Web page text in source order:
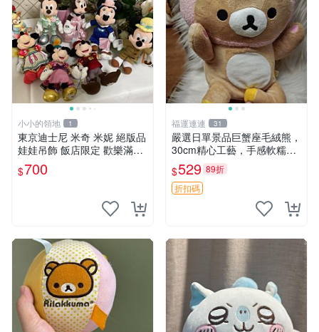
小小的領地 1
東京迪士尼 米奇 米妮 絕版品
娃娃吊飾 飯店限定 歡樂滿人
間 復活節
$700
福運連連 31
嚴選日單景品巨蟹座毛絨熊，
30cm精心工藝，手感軟糯推
薦收藏送人 巨蟹座 毛絨玩具
精緻做工
$529 89折
折扣碼